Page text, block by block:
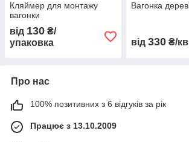
Кляймер для монтажу
вагонки
від 130 ₴/
упаковка
Вагонка
від 330₴/
Про нас
100% позитивних з 6 відгуків за рік
Працює з 13.10.2009